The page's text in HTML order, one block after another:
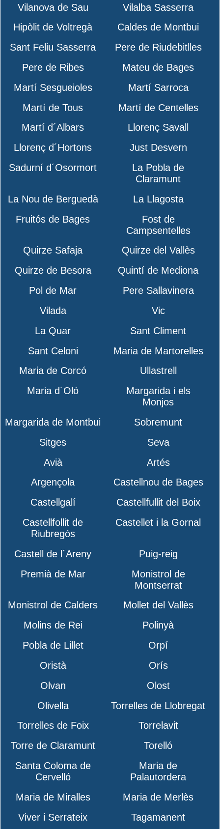
Vilanova de Sau
Vilalba Sasserra
Hipòlit de Voltregà
Caldes de Montbui
Sant Feliu Sasserra
Pere de Riudebitlles
Pere de Ribes
Mateu de Bages
Martí Sesgueioles
Martí Sarroca
Martí de Tous
Martí de Centelles
Martí d´Albars
Llorenç Savall
Llorenç d´Hortons
Just Desvern
Sadurní d´Osormort
La Pobla de
Claramunt
La Nou de Berguedà
La Llagosta
Fruitós de Bages
Fost de
Campsentelles
Quirze Safaja
Quirze del Vallès
Quirze de Besora
Quintí de Mediona
Pol de Mar
Pere Sallavinera
Vilada
Vic
La Quar
Sant Climent
Sant Celoni
Maria de Martorelles
Maria de Corcó
Ullastrell
Maria d´Oló
Margarida i els
Monjos
Margarida de Montbui
Sobremunt
Sitges
Seva
Avià
Artés
Argençola
Castellnou de Bages
Castellgalí
Castellfullit del Boix
Castellfollit de
Riubregós
Castellet i la Gornal
Castell de l´Areny
Puig-reig
Premià de Mar
Monistrol de
Montserrat
Monistrol de Calders
Mollet del Vallès
Molins de Rei
Polinyà
Pobla de Lillet
Orpí
Oristà
Orís
Olvan
Olost
Olivella
Torrelles de Llobregat
Torrelles de Foix
Torrelavit
Torre de Claramunt
Torelló
Santa Coloma de
Cervelló
Maria de
Palautordera
Maria de Miralles
Maria de Merlès
Viver i Serrateix
Tagamanent